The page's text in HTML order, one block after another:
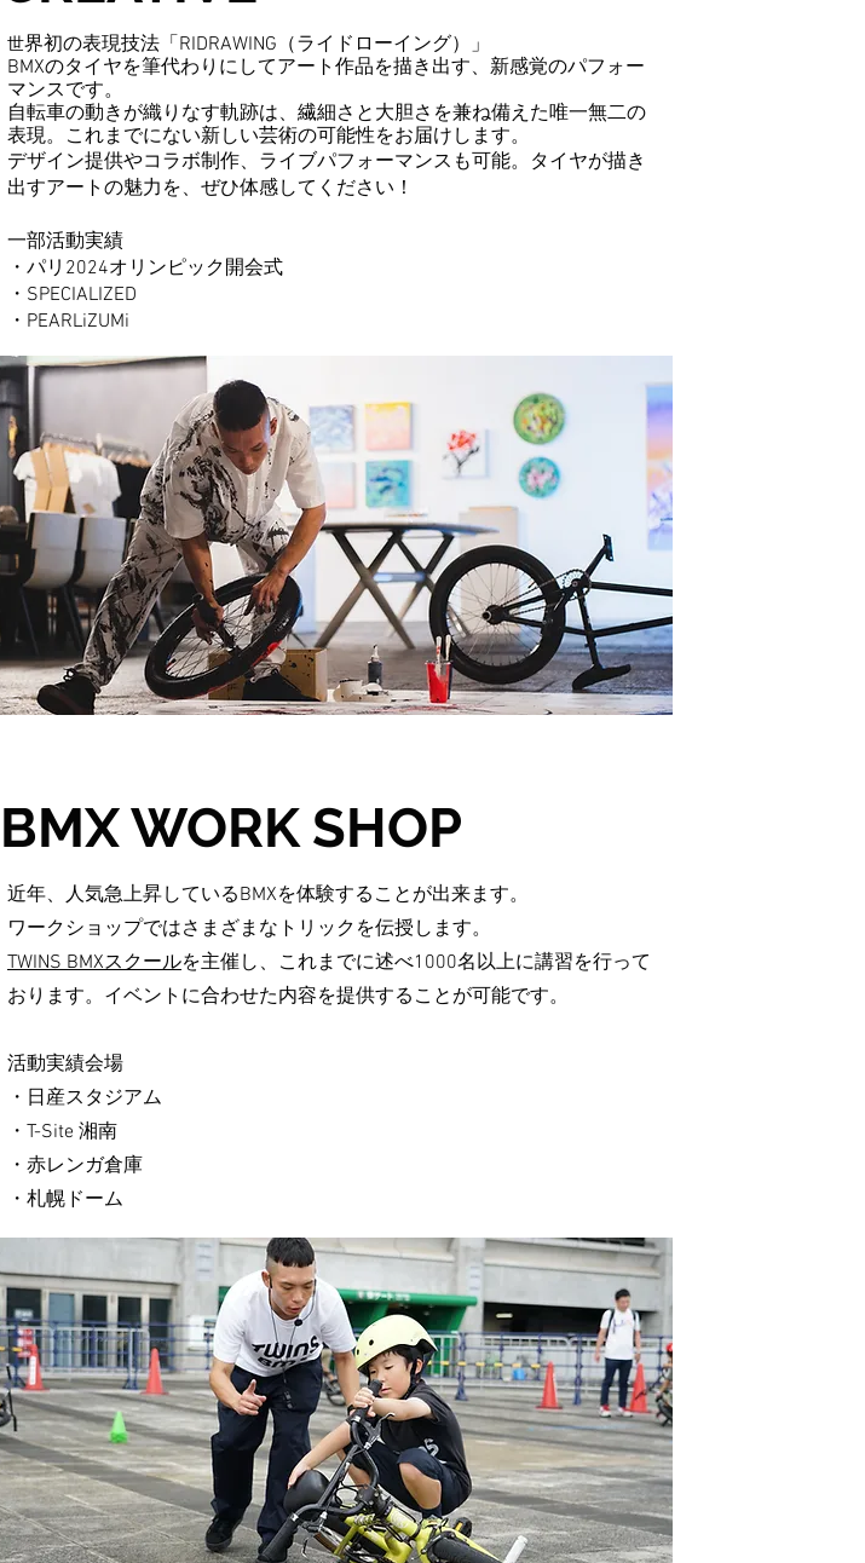
世界初の表現技法「RIDRAWING（ライドローイング）」
BMXのタイヤを筆代わりにしてアート作品を描き出す、新感覚のパフォー
マンスです。
自転車の動きが織りなす軌跡は、繊細さと大胆さを兼ね備えた唯一無二の
表現。これまでにない新しい芸術の可能性をお届けします。
デザイン提供やコラボ制作、ライブパフォーマンスも可能。タイヤが描き
出すアートの魅力を、ぜひ体感してください！
一部活動実績
・パリ2024オリンピック開会式
・SPECIALIZED
・PEARLiZUMi
BMX WORK SHOP
近年、人気急上昇しているBMXを体験することが出来ます。
ワークショップではさまざまなトリックを伝授します。
TWINS BMXスクールを主催し、これまでに述べ1000名以上に講習を行って
おります。イベントに合わせた内容を提供することが可能です。
​活動実績会場
・日産スタジアム
・T-Site 湘南
・赤レンガ倉庫
・札幌ドーム